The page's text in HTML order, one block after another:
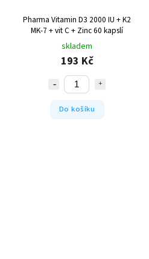
Pharma Vitamin D3 2000 IU + K2
MK-7 + vit C + Zinc 60 kapslí
skladem
193 Kč
Do košíku